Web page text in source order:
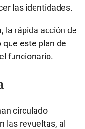
las identidades.
la rápida acción de
este plan de
funcionario.
circulado
las revueltas, al